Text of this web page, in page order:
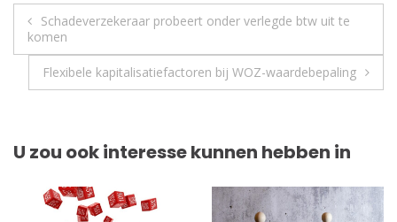
Berichtnavigatie
Schadeverzekeraar probeert onder verlegde btw uit te
komen
Flexibele kapitalisatiefactoren bij WOZ-waardebepaling
U zou ook interesse kunnen hebben in